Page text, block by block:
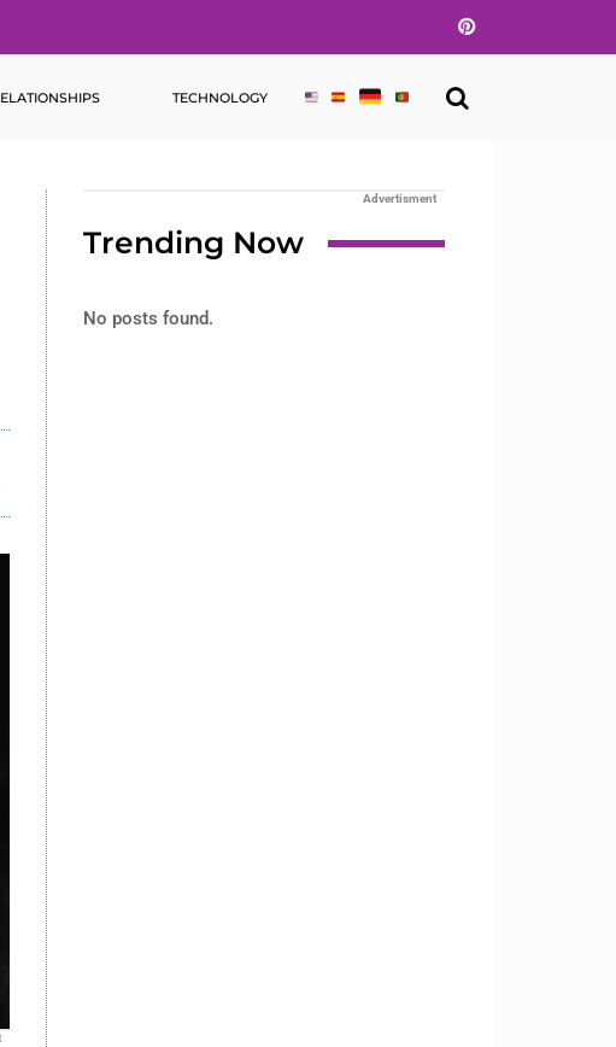
Pinterest
TECHNOLOGY
Advertisment
Trending Now
No posts found.